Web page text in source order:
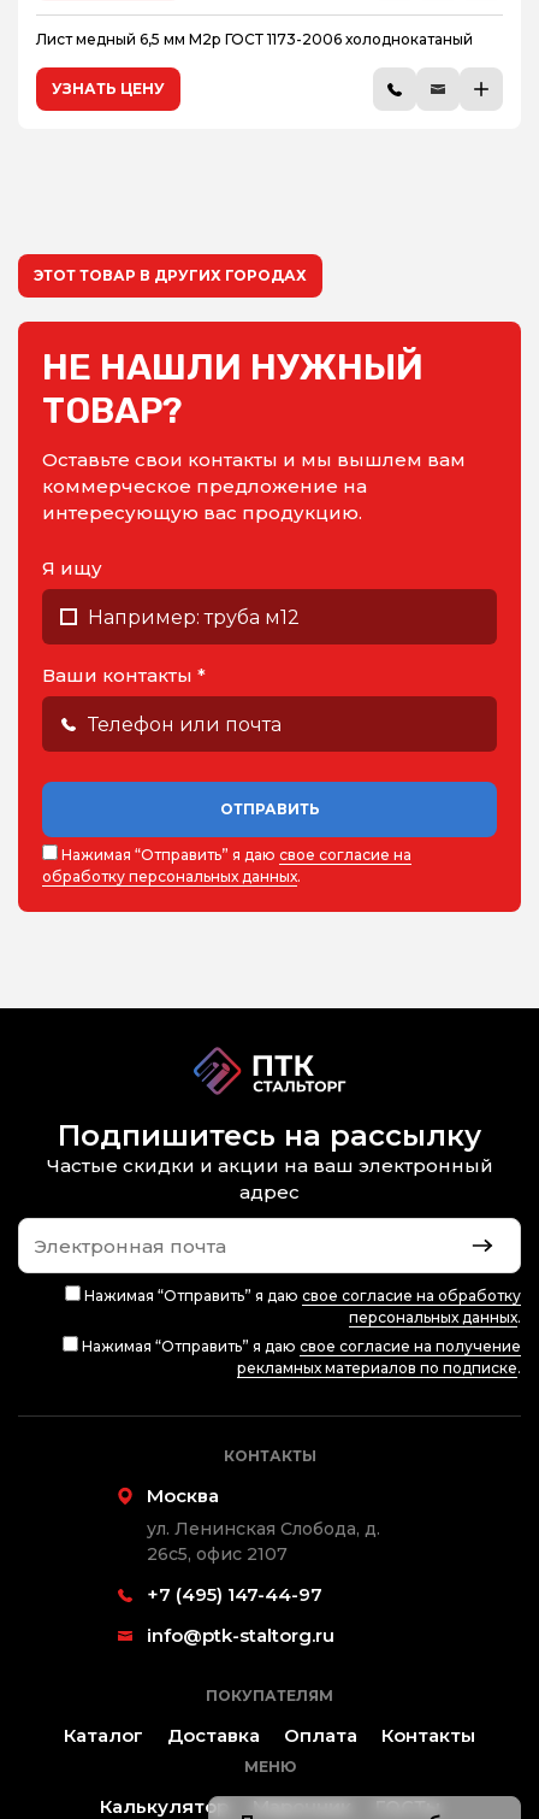
Лист медный 6,5 мм М2р ГОСТ 1173-2006 холоднокатаный
УЗНАТЬ ЦЕНУ
ЭТОТ ТОВАР В ДРУГИХ ГОРОДАХ
НЕ НАШЛИ НУЖНЫЙ
ТОВАР?
Оставьте свои контакты и мы вышлем вам
коммерческое предложение на
интересующую вас продукцию.
Я ищу
Ваши контакты *
ОТПРАВИТЬ
Нажимая “Отправить” я даю свое согласие на
обработку персональных данных.
Подпишитесь на рассылку
Частые скидки и акции на ваш электронный
адрес
Нажимая “Отправить” я даю свое согласие на обработку
персональных данных.
Нажимая “Отправить” я даю свое согласие на получение
рекламных материалов по подписке.
КОНТАКТЫ
Москва
ул. Ленинская Слобода, д.
26с5, офис 2107
+7 (495) 147-44-97
info@ptk-staltorg.ru
ПОКУПАТЕЛЯМ
Каталог Доставка Оплата Контакты
МЕНЮ
Калькулятор